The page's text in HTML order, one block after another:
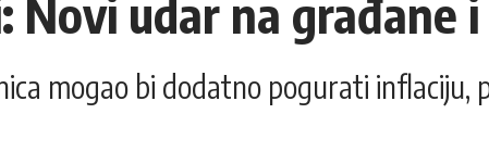
Novi udar na građane
mogao bi dodatno pogurati